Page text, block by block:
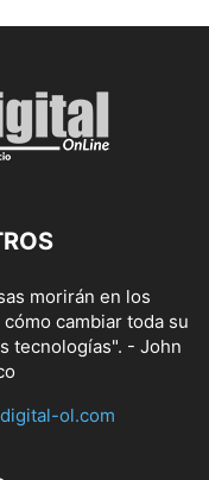
morirán en los
cambiar toda su
tecnologías". - John
ol.com